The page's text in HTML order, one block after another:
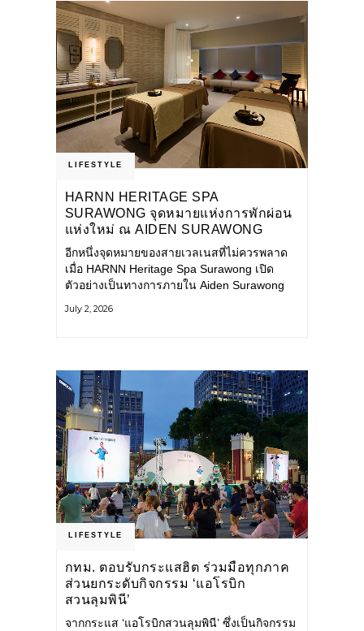
LIFESTYLE
HARNN HERITAGE SPA
SURAWONG จุดหมายแห่งการพักผ่อน
แห่งใหม่ ณ AIDEN SURAWONG
BANGKOK
อีกหนึ่งจุดหมายของสายเวลเนสที่ไม่ควรพลาด
เมื่อ HARNN Heritage Spa Surawong เปิด
ตัวอย่างเป็นทางการภายใน Aiden Surawong
ของเมืองใหญ่ มาสัมผัสประสบการณ์การพักผ่อน
July 2, 2026
LIFESTYLE
กทม. ตอบรับกระแสฮิต ร่วมมือทุกภาค
ส่วนยกระดับกิจกรรม ‘แอโรบิก
สวนลุมพินี’
จากกระแส ‘แอโรบิกสวนลุมพินี’ ซึ่งเป็นกิจกรรม